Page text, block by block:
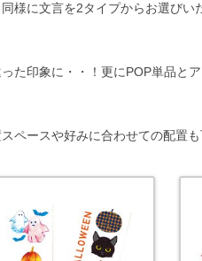
様に文言を2タイプからお選び
た印象に・・！更にPOP単品と
ペースや好みに合わせての配置も